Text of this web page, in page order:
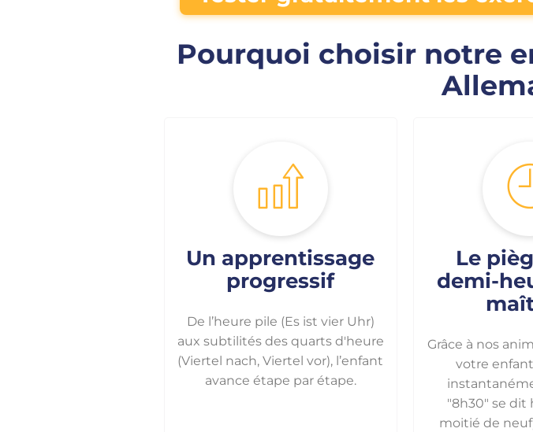
Pourquoi choisir notre
Un apprentissage
progressif
De l’heure pile (Es ist vier Uhr)
aux subtilités des quarts d'heure
(Viertel nach, Viertel vor), l’enfant
avance étape par étape.
Le
demi-
Grâce à nos
votre
"8h30" se dit
moitié de